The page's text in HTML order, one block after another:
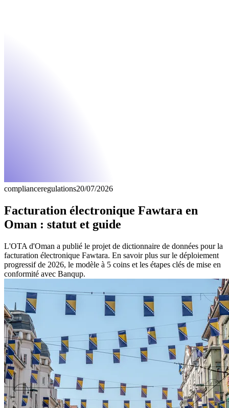
complianceregulations20/07/2026
Facturation électronique Fawtara en
Oman : statut et guide
L'OTA d'Oman a publié le projet de dictionnaire de données pour la
facturation électronique Fawtara. En savoir plus sur le déploiement
progressif de 2026, le modèle à 5 coins et les étapes clés de mise en
conformité avec Banqup.